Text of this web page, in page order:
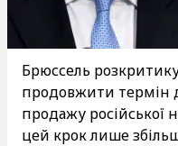
Брюссель
продовжити термін
продажу
цей крок лише